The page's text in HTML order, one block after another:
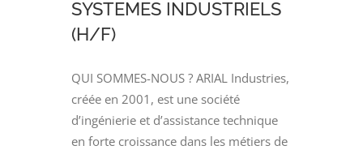
SYSTEMES INDUSTRIELS
(H/F)
QUI SOMMES-NOUS ? ARIAL Industries,
créée en 2001, est une société
d’ingénierie et d’assistance technique
en forte croissance dans les métiers de